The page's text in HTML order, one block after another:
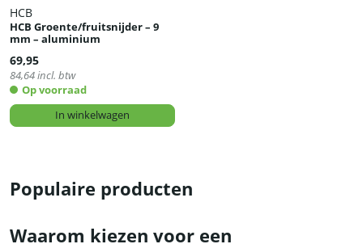
HCB
HCB Groente/fruitsnijder – 9
mm – aluminium
69,95
84,64incl. btw
Op voorraad
In winkelwagen
Populaire producten
Waarom kiezen voor een